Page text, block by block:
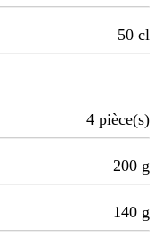
50 cl
4 pièce(s)
200 g
140 g